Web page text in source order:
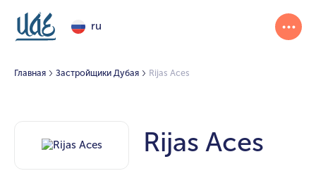
ru
Главная Застройщики Дубая Rijas Aces
Rijas Aces